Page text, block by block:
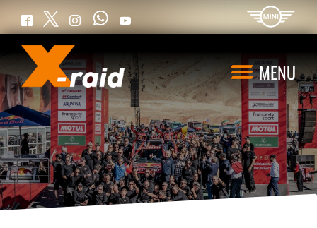
MENU
Facebook
Twitter Instagram
WhatsAppYouTube